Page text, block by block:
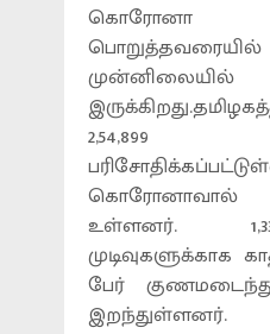
கொரோனா
முன்னிலையில்
2,54,899
கொரோனாவால்
உள்ளனர்.
முடிவுகளுக்காக
பேர்
இறந்துள்ளனர்.